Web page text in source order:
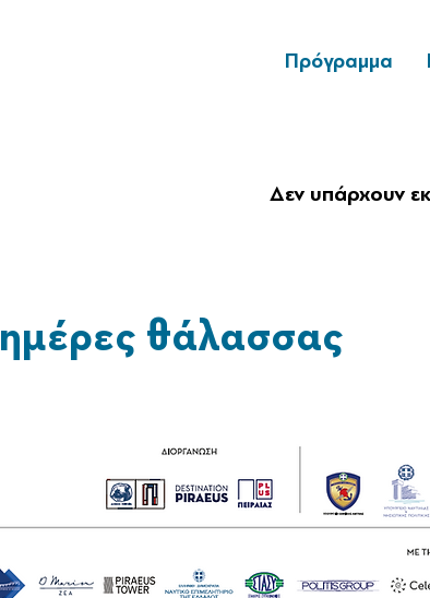
Πρόγραμμα
Δεν υπάρχουν
ημέρες θάλασσας